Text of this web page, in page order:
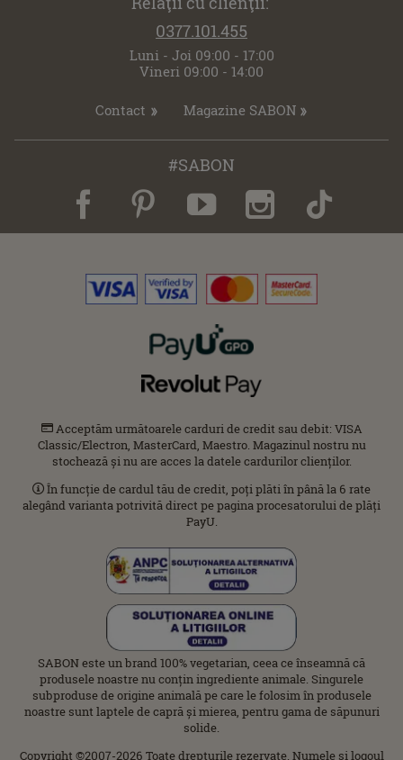
0377.101.455
Luni - Joi 09:00 - 17:00
Vineri 09:00 - 14:00
Contact Magazine SABON
#SABON
Acceptăm următoarele carduri de credit sau debit: VISA
Classic/Electron, MasterCard, Maestro. Magazinul nostru nu
stochează și nu are acces la datele cardurilor clienților.
În funcție de cardul tău de credit, poți plăti în până la 6 rate
alegând varianta potrivită direct pe pagina procesatorului de plăți
PayU.
SABON este un brand 100% vegetarian, ceea ce înseamnă că
produsele noastre nu conțin ingrediente animale. Singurele
subproduse de origine animală pe care le folosim în produsele
noastre sunt laptele de capră și mierea, pentru gama de săpunuri
solide.
Copyright ©2007-2026 Toate drepturile rezervate. Numele şi logoul